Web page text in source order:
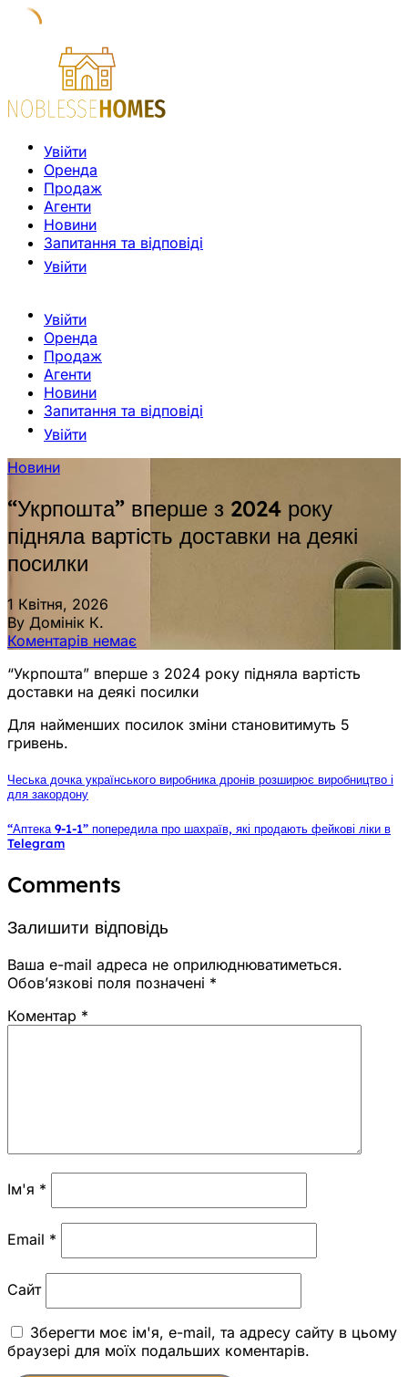
Увійти
Оренда
Продаж
Агенти
Новини
Запитання та відповіді
Увійти
Увійти
Оренда
Продаж
Агенти
Новини
Запитання та відповіді
Увійти
Новини
“Укрпошта” вперше з 2024 року
підняла вартість доставки на деякі
посилки
1 Квітня, 2026
By Домінік К.
Коментарів немає
“Укрпошта” вперше з 2024 року підняла вартість
доставки на деякі посилки
Для найменших посилок зміни становитимуть 5
гривень.
Чеська дочка українського виробника дронів розширює виробництво і
для закордону
“Аптека 9-1-1” попередила про шахраїв, які продають фейкові ліки в
Telegram
Comments
Залишити відповідь
Ваша e-mail адреса не оприлюднюватиметься.
Обов’язкові поля позначені *
Коментар *
Ім'я *
Email *
Сайт
Зберегти моє ім'я, e-mail, та адресу сайту в цьому
браузері для моїх подальших коментарів.